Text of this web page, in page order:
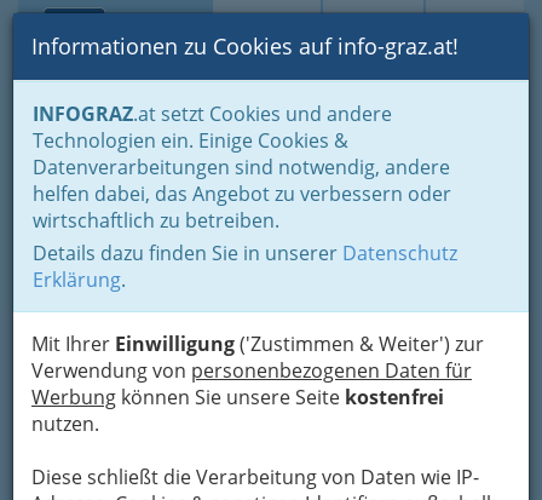
Suche Login Toggle
Informationen zu Cookies auf info-graz.at!
INFOGRAZ.at setzt Cookies und andere
Technologien ein. Einige Cookies &
Datenverarbeitungen sind notwendig, andere
helfen dabei, das Angebot zu verbessern oder
wirtschaftlich zu betreiben.
Details dazu finden Sie in unserer Datenschutz
Erklärung.
Mit Ihrer Einwilligung('Zustimmen & Weiter') zur
Verwendung von personenbezogenen Daten für
Werbung können Sie unsere Seite kostenfrei
nutzen.
Diese schließt die Verarbeitung von Daten wie IP-
Home
Lifestyle
Studieren, Studium: „Student sein in Graz“ - oder Studentin
Studentenjobs - Jobs für Studenten und Studentinnen
StudentJob.at
+43 800 291 783
Kontaktaufnahme
Um die Info-Graz Firmenvor Spam-Mails zu
bewahren
Übermittlung Ihrer Nachricht ein sicheres
Formular. Ihre Nachricht wird nach dem